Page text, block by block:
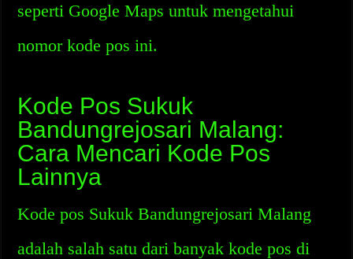
seperti Google Maps untuk mengetahui
nomor kode pos ini.
Kode Pos Sukuk
Bandungrejosari Malang:
Cara Mencari Kode Pos
Lainnya
Kode pos Sukuk Bandungrejosari Malang
adalah salah satu dari banyak kode pos di